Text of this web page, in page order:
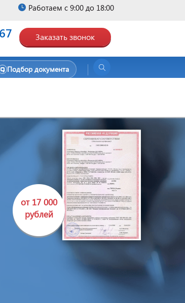
Работаем с 9:00 до 18:00
Заказать звонок
Подбор документа
от 17 000
рублей